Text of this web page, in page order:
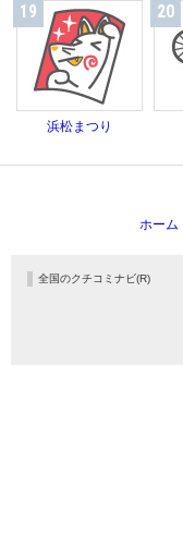
19
浜松まつり
20
ホーム
全国のクチコミナビ(R)